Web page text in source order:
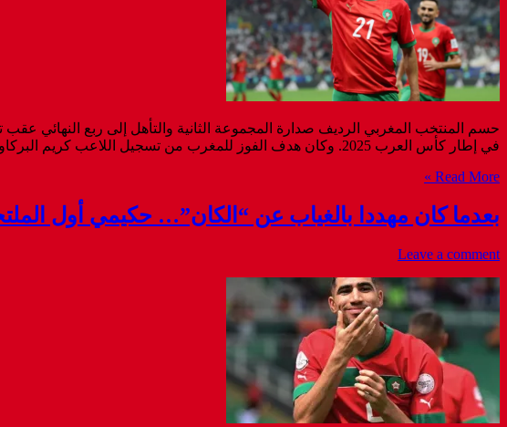
حسم المنتخب المغربي الرديف صدارة المجموعة الثانية والتأهل إلى ربع النهائي
في إطار كأس العرب 2025. وكان هدف الفوز للمغرب من تسجيل اللاعب كريم البركاوي في الدقيقة 12. وصعد المنتخب المغربي بذلك إلى صدارة المجموعة الثانية برصيد 7 نقاط من فوزين ...
Read More »
بعدما كان مهددا بالغياب عن “الكان”… حكيمي أول
Leave a comment